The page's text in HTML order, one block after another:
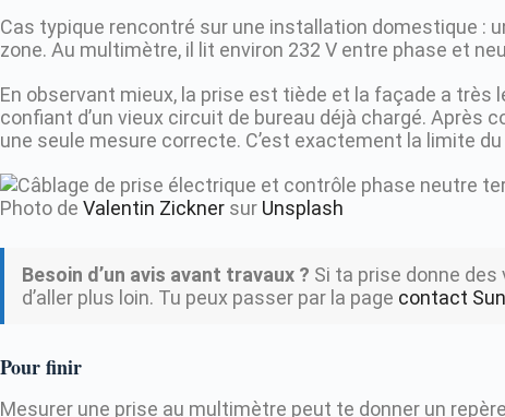
Cas typique rencontré sur une installation domestique :
zone. Au multimètre, il lit environ 232 V entre phase et
En observant mieux, la prise est tiède et la façade a très
confiant d’un vieux circuit de bureau déjà chargé. Après
une seule mesure correcte. C’est exactement la limite
Photo de Valentin Zickner sur Unsplash
Besoin d’un avis avant travaux ? Si ta prise donne
d’aller plus loin. Tu peux passer par la page contact
Pour finir
Mesurer une prise au multimètre peut te donner un